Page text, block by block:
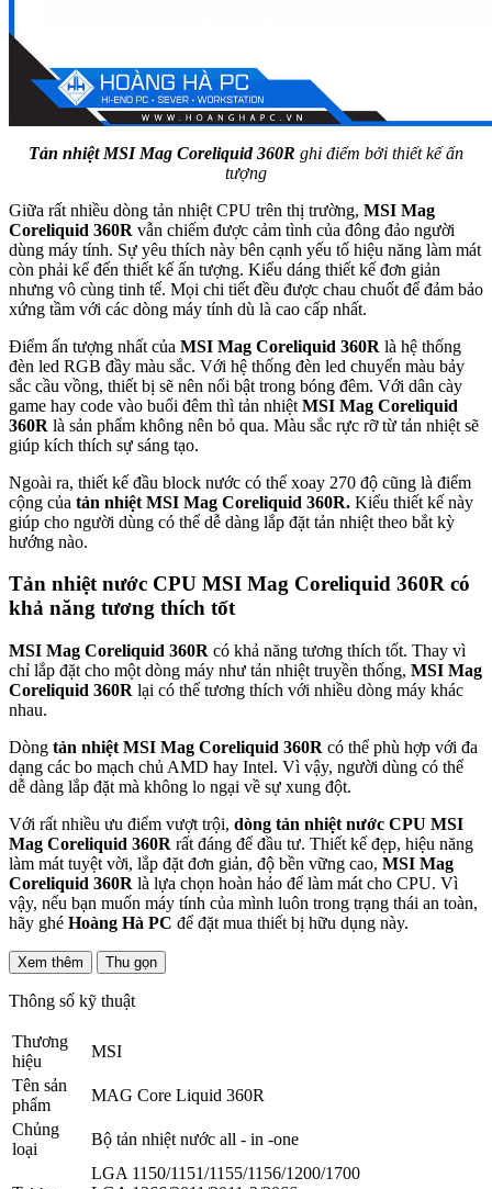
Tản nhiệt MSI Mag Coreliquid 360R ghi điểm bởi thiết kế ấn
tượng
Giữa rất nhiều dòng tản nhiệt CPU trên thị trường, MSI Mag
Coreliquid 360R vẫn chiếm được cảm tình của đông đảo người
dùng máy tính. Sự yêu thích này bên cạnh yếu tố hiệu năng làm mát
còn phải kể đến thiết kế ấn tượng. Kiểu dáng thiết kế đơn giản
nhưng vô cùng tinh tế. Mọi chi tiết đều được chau chuốt để đảm bảo
xứng tầm với các dòng máy tính dù là cao cấp nhất.
Điểm ấn tượng nhất của MSI Mag Coreliquid 360R là hệ thống
đèn led RGB đầy màu sắc. Với hệ thống đèn led chuyển màu bảy
sắc cầu vồng, thiết bị sẽ nên nổi bật trong bóng đêm. Với dân cày
game hay code vào buổi đêm thì tản nhiệt MSI Mag Coreliquid
360R là sản phẩm không nên bỏ qua. Màu sắc rực rỡ từ tản nhiệt sẽ
giúp kích thích sự sáng tạo.
Ngoài ra, thiết kế đầu block nước có thể xoay 270 độ cũng là điểm
cộng của tản nhiệt MSI Mag Coreliquid 360R. Kiểu thiết kế này
giúp cho người dùng có thể dễ dàng lắp đặt tản nhiệt theo bắt kỳ
hướng nào.
Tản nhiệt nước CPU MSI Mag Coreliquid 360R có
khả năng tương thích tốt
MSI Mag Coreliquid 360R có khả năng tương thích tốt. Thay vì
chỉ lắp đặt cho một dòng máy như tản nhiệt truyền thống, MSI Mag
Coreliquid 360R lại có thể tương thích với nhiều dòng máy khác
nhau.
Dòng tản nhiệt MSI Mag Coreliquid 360R có thể phù hợp với đa
dạng các bo mạch chủ AMD hay Intel. Vì vậy, người dùng có thể
dễ dàng lắp đặt mà không lo ngại về sự xung đột.
Với rất nhiều ưu điểm vượt trội, dòng tản nhiệt nước CPU MSI
Mag Coreliquid 360R rất đáng để đầu tư. Thiết kế đẹp, hiệu năng
làm mát tuyệt vời, lắp đặt đơn giản, độ bền vững cao, MSI Mag
Coreliquid 360R là lựa chọn hoàn hảo để làm mát cho CPU. Vì
vậy, nếu bạn muốn máy tính của mình luôn trong trạng thái an toàn,
hãy ghé Hoàng Hà PC để đặt mua thiết bị hữu dụng này.
Xem thêm Thu gọn
Thông số kỹ thuật
Thương
hiệu
MSI
Tên sản
phẩm
MAG Core Liquid 360R
Chủng
loại
Bộ tản nhiệt nước all - in -one
LGA 1150/1151/1155/1156/1200/1700